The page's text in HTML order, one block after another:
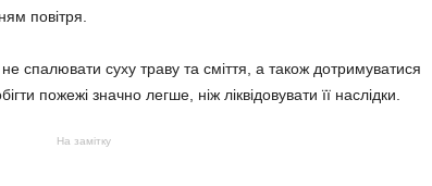
повітря.
спалювати суху траву та сміття, а також дотримуватися
пожежі значно легше, ніж ліквідовувати її наслідки.
На замітку